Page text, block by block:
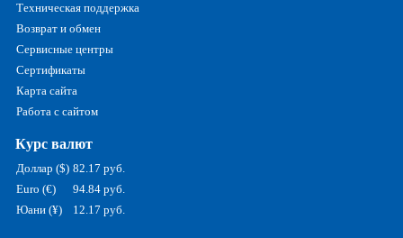
Техническая поддержка
Возврат и обмен
Сервисные центры
Сертификаты
Карта сайта
Работа с сайтом
Курс валют
Доллар ($) 82.17 руб.
Euro (€)
94.84 руб.
Юани (¥)
12.17 руб.